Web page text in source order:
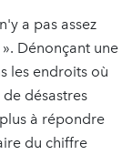
a pas assez
Dénonçant une
les endroits où
désastres
à répondre
du chiffre